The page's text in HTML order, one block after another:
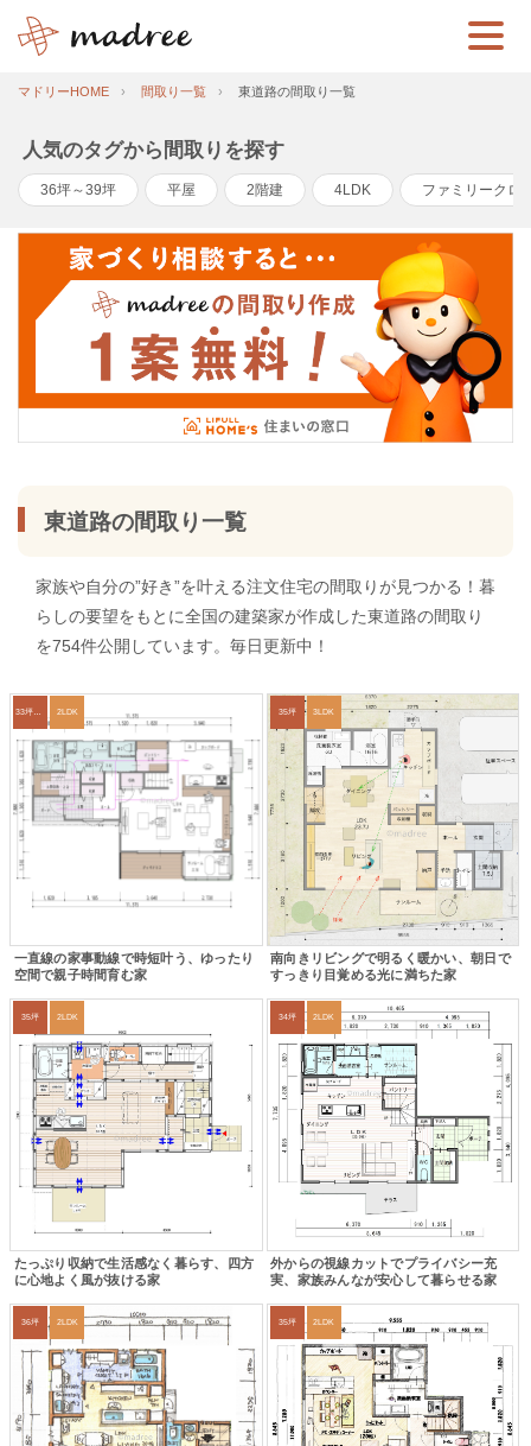
マドリーHOME 間取り一覧 東道路の間取り一覧
人気のタグから間取りを探す
36坪～39坪 平屋 2階建 4LDK ファミリークロ
東道路の間取り一覧
家族や自分の”好き”を叶える注文住宅の間取りが見つかる！暮
らしの要望をもとに全国の建築家が作成した東道路の間取り
を754件公開しています。毎日更新中！
2LDK
一直線の家事動線で時短叶う、ゆったり
空間で親子時間育む家
35坪 3LDK
南向きリビングで明るく暖かい、朝日で
すっきり目覚める光に満ちた家
35坪 2LDK
たっぷり収納で生活感なく暮らす、四方
に心地よく風が抜ける家
34坪 2LDK
外からの視線カットでプライバシー充
実、家族みんなが安心して暮らせる家
36坪 2LDK 35坪 2LDK